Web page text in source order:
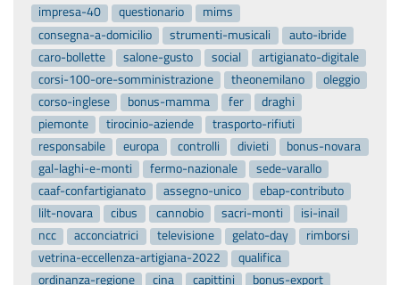
impresa-40
questionario
mims
consegna-a-domicilio
strumenti-musicali
auto-ibride
caro-bollette
salone-gusto social
artigianato-digitale
corsi-100-ore-somministrazione
theonemilano
oleggio
corso-inglese
bonus-mamma fer
draghi
piemonte
tirocinio-aziende
trasporto-rifiuti
responsabile
europa controlli divieti
bonus-novara
gal-laghi-e-monti
fermo-nazionale
sede-varallo
caaf-confartigianato
assegno-unico
ebap-contributo
lilt-novara
cibus cannobio sacri-monti
isi-inail
ncc
acconciatrici televisione gelato-day
rimborsi
vetrina-eccellenza-artigiana-2022
qualifica
ordinanza-regione
cina capittini
bonus-export